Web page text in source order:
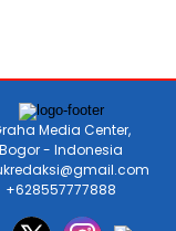
Media Center,
Bogor - Indonesia
+628557777888